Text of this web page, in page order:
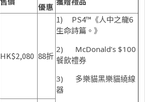
優惠
HK$2,080 88折
1) PS4™《人中之龍6
生命詩篇。》
2) McDonald’s $100
餐飲禮券
3) 多樂貓黑樂貓繞線
器